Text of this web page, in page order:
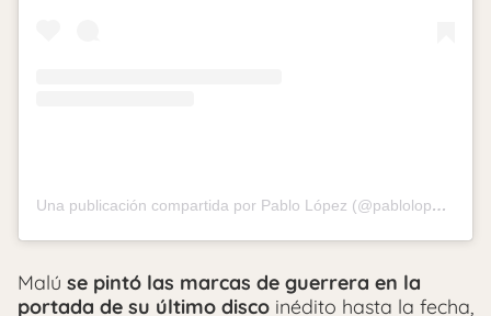
Una publicación compartida por Pablo López (@pablolopezmusic)
Malú se pintó las marcas de guerrera en la
portada de su último disco inédito hasta la fecha,